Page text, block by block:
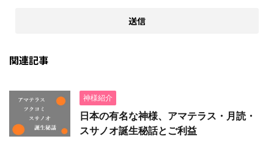
関連記事
神様紹介
日本の有名な神様、アマテラス・月読・
スサノオ誕生秘話とご利益